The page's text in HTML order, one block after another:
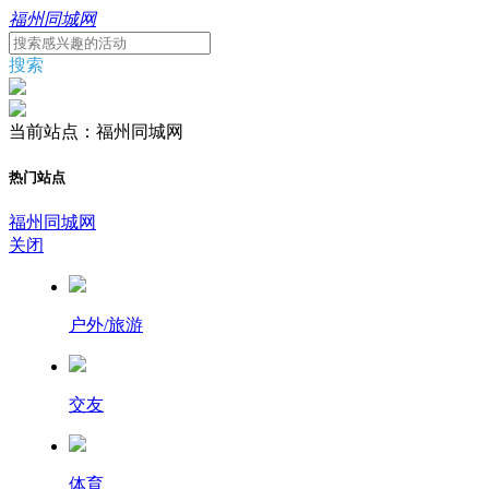
福州同城网
搜索
当前站点：福州同城网
热门站点
福州同城网
关闭
户外/旅游
交友
体育